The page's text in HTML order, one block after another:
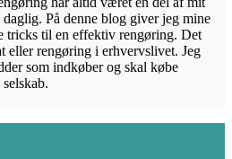
På denne blog giver jeg mine
tricks til en effektiv rengøring. Det
eller rengøring i erhvervslivet. Jeg
som indkøber og skal købe